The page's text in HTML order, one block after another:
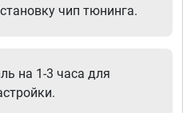
чип тюнинга.
на 1-3 часа для